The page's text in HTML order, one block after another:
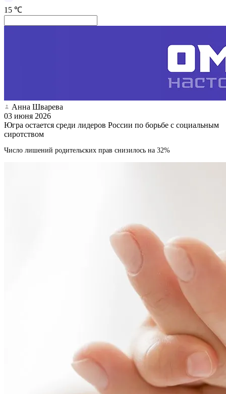
15 ℃
Анна Шварева
03 июня 2026
Югра остается среди лидеров России по борьбе с социальным
сиротством
Число лишений родительских прав снизилось на 32%